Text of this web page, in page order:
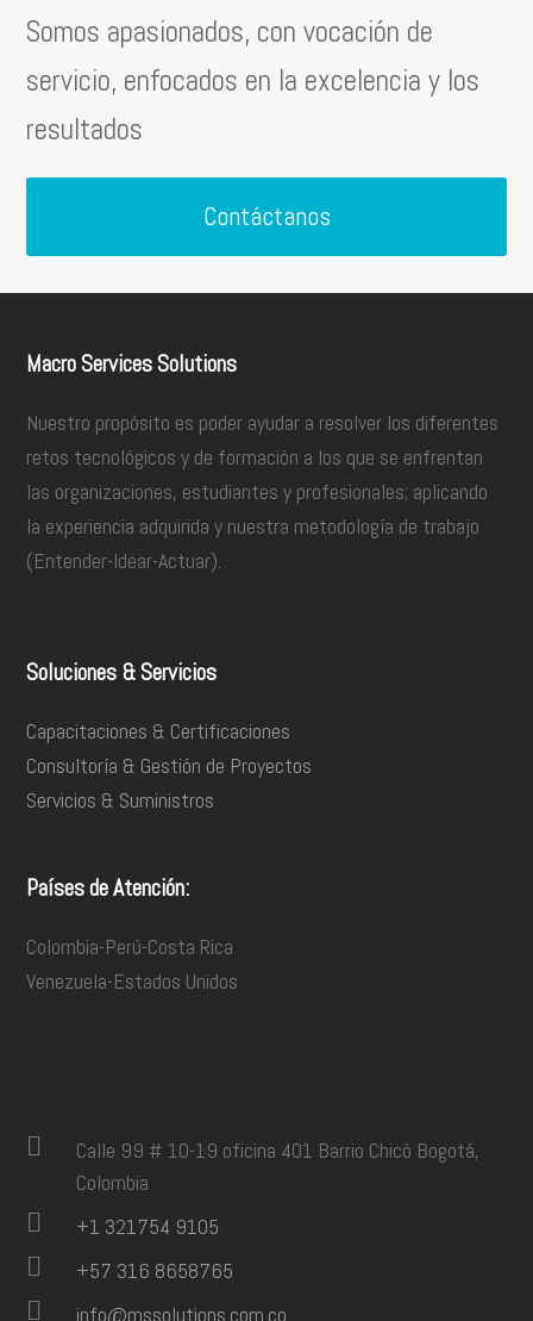
Somos apasionados, con vocación de
servicio, enfocados en la excelencia y los
resultados
Contáctanos
Macro Services Solutions
Nuestro propósito es poder ayudar a resolver los diferentes
retos tecnológicos y de formación a los que se enfrentan
las organizaciones, estudiantes y profesionales; aplicando
la experiencia adquirida y nuestra metodología de trabajo
(Entender-Idear-Actuar).
Soluciones & Servicios
Capacitaciones & Certificaciones
Consultoría & Gestión de Proyectos
Servicios & Suministros
Países de Atención:
Colombia-Perú-Costa Rica
Venezuela-Estados Unidos
Calle 99 # 10-19 oficina 401 Barrio Chicó Bogotá,
Colombia
+1 321754 9105
+57 316 8658765
info@mssolutions.com.co